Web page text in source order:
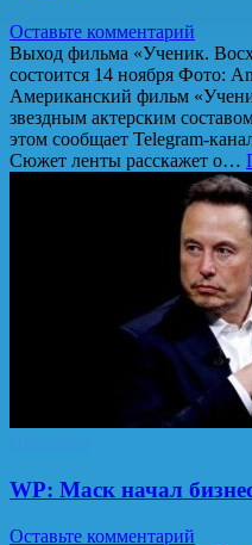
Оставьте комментарий
Выход фильма «Ученик.
состоится 14 ноября Фото:
Американский фильм
звездным актерским
этом сообщает Telegram-
Сюжет ленты расскажет о…
WP: Маск начал
Оставьте комментарий